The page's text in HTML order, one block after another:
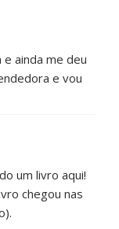
e ainda me deu
e vou
um livro aqui!
chegou nas